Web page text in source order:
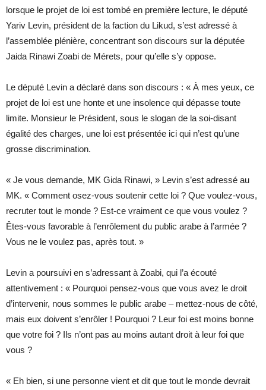
lorsque le projet de loi est tombé en première lecture, le député
Yariv Levin, président de la faction du Likud, s’est adressé à
l’assemblée plénière, concentrant son discours sur la députée
Jaida Rinawi Zoabi de Mérets, pour qu’elle s’y oppose.
Le député Levin a déclaré dans son discours : « À mes yeux, ce
projet de loi est une honte et une insolence qui dépasse toute
limite. Monsieur le Président, sous le slogan de la soi-disant
égalité des charges, une loi est présentée ici qui n’est qu’une
grosse discrimination.
« Je vous demande, MK Gida Rinawi, » Levin s’est adressé au
MK. « Comment osez-vous soutenir cette loi ? Que voulez-vous,
recruter tout le monde ? Est-ce vraiment ce que vous voulez ?
Êtes-vous favorable à l’enrôlement du public arabe à l’armée ?
Vous ne le voulez pas, après tout. »
Levin a poursuivi en s’adressant à Zoabi, qui l’a écouté
attentivement : « Pourquoi pensez-vous que vous avez le droit
d’intervenir, nous sommes le public arabe – mettez-nous de côté,
mais eux doivent s’enrôler ! Pourquoi ? Leur foi est moins bonne
que votre foi ? Ils n’ont pas au moins autant droit à leur foi que
vous ?
« Eh bien, si une personne vient et dit que tout le monde devrait